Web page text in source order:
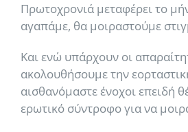
Πρωτοχρονιά μεταφέρει το
αγαπάμε, θα μοιραστούμε
Και ενώ υπάρχουν οι
ακολουθήσουμε την
αισθανόμαστε ένοχοι επειδή
ερωτικό σύντροφο για να